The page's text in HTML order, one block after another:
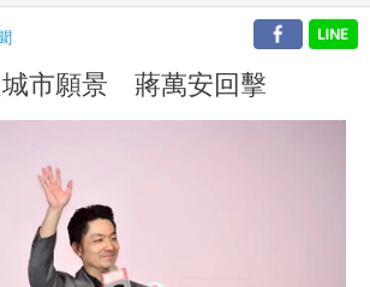
城市願景 蔣萬安回擊